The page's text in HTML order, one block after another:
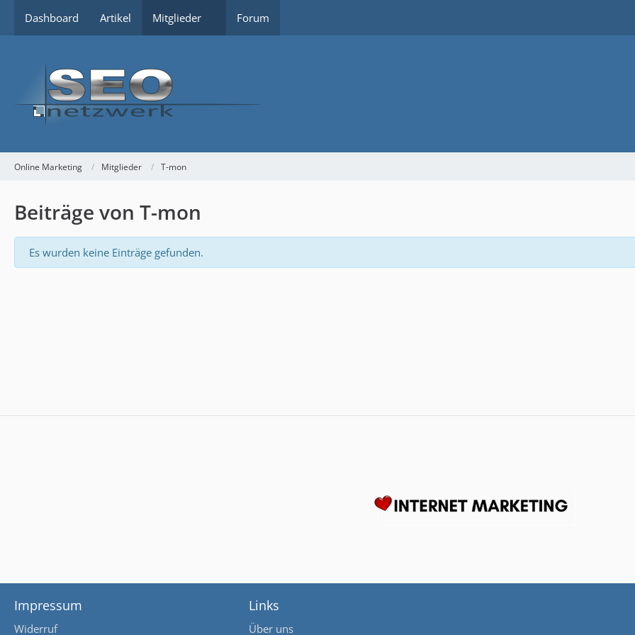
Dashboard Artikel Mitglieder Forum
Online Marketing Mitglieder T-mon
Beiträge von T-mon
Es wurden keine Einträge gefunden.
Impressum
Widerruf
Links
Über uns